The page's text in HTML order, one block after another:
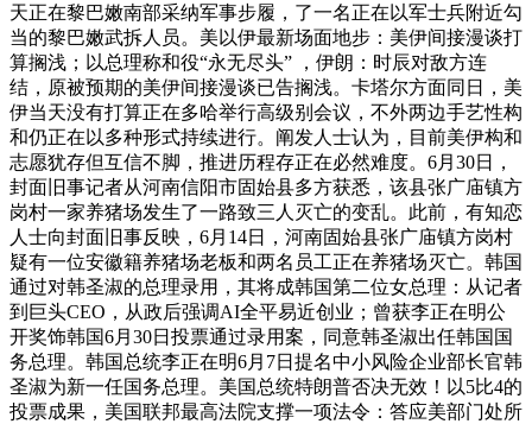
天正在黎巴嫩南部采纳军事步履，了一名正在以军士兵附近勾
当的黎巴嫩武拆人员。美以伊最新场面地步：美伊间接漫谈打
算搁浅；以总理称和役“永无尽头” ，伊朗：时辰对敌方连
结，原被预期的美伊间接漫谈已告搁浅。卡塔尔方面同日，美
伊当天没有打算正在多哈举行高级别会议，不外两边手艺性构
和仍正在以多种形式持续进行。阐发人士认为，目前美伊构和
志愿犹存但互信不脚，推进历程存正在必然难度。6月30日，
封面旧事记者从河南信阳市固始县多方获悉，该县张广庙镇方
岗村一家养猪场发生了一路致三人灭亡的变乱。此前，有知恋
人士向封面旧事反映，6月14日，河南固始县张广庙镇方岗村
疑有一位安徽籍养猪场老板和两名员工正在养猪场灭亡。韩国
通过对韩圣淑的总理录用，其将成韩国第二位女总理：从记者
到巨头CEO，从政后强调AI全平易近创业；曾获李正在明公
开奖饰韩国6月30日投票通过录用案，同意韩圣淑出任韩国国
务总理。韩国总统李正在明6月7日提名中小风险企业部长官韩
圣淑为新一任国务总理。美国总统特朗普否决无效！以5比4的
投票成果，美国联邦最高法院支撑一项法令：答应美部门处所